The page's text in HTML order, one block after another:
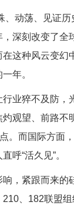
、动荡、见证历
深刻改变了全
这种风云变幻
年。
业猝不及防，
观望、前路不
。而国际方面
呼“活久见”。
，紧跟而来的
、182联盟